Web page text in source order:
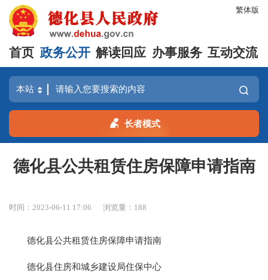
繁体版
首页 政务公开 解读回应 办事服务 互动交流
长者模式
德化县公共租赁住房保障申请指南
时间：2023-06-11 17:06 浏览量： 188
德化县公共租赁住房保障申请指南
德化县住房和城乡建设局住保中心